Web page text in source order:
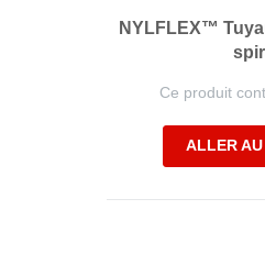
NYLFLEX™
Ce produit
ALLER